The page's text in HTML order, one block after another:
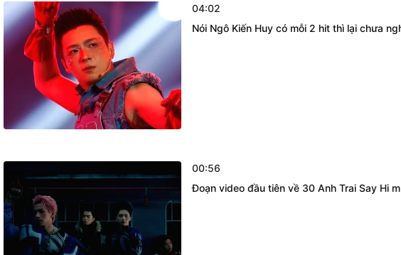
04:02
Nói Ngô Kiến Huy có mỗi 2 hit thì lại chưa
00:56
Đoạn video đầu tiên về 30 Anh Trai Say Hi